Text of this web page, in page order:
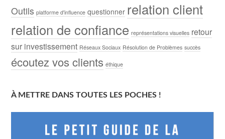
Outils platforme d'influence questionner relation client
relation de confiance représentations visuelles retour
sur investissement Réseaux Sociaux Résolution de Problèmes succès
écoutez vos clients éthique
À METTRE DANS TOUTES LES POCHES !